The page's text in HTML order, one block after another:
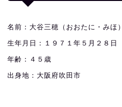
名前：大谷三穂（おおたに・みほ）
生年月日：１９７１年５月２８日
年齢：４５歳
出身地：大阪府吹田市